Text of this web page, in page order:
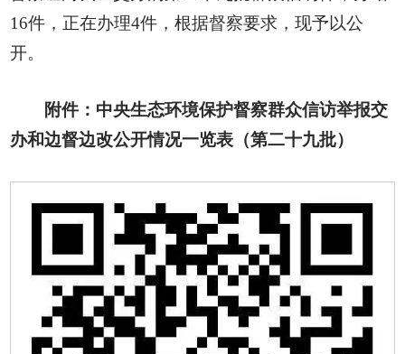
16件，正在办理4件，根据督察要求，现予以公
开。
附件：中央生态环境保护督察群众信访举报交
办和边督边改公开情况一览表（第二十九批）